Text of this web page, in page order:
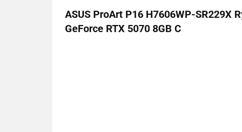
ASUS ProArt P16 H7606WP-SR229X
GeForce RTX 5070 8GB C